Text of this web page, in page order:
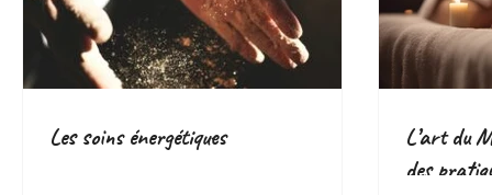
Les soins énergétiques
L’art du
des